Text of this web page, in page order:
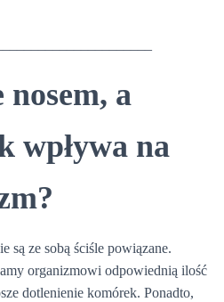
a
wpływa na
są ze sobą ściśle powiązane.
organizmowi odpowiednią ilość
dotlenienie komórek. Ponadto,